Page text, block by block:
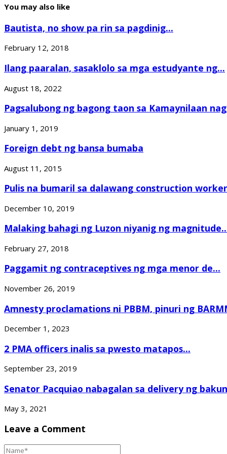
You may also like
Bautista, no show pa rin sa pagdinig...
February 12, 2018
Ilang paaralan, sasaklolo sa mga estudyante ng...
August 18, 2022
Pagsalubong ng bagong taon sa Kamaynilaan
January 1, 2019
Foreign debt ng bansa bumaba
August 11, 2015
Pulis na bumaril sa dalawang construction
December 10, 2019
Malaking bahagi ng Luzon niyanig ng
February 27, 2018
Paggamit ng contraceptives ng mga menor de...
November 26, 2019
Amnesty proclamations ni PBBM, pinuri ng
December 1, 2023
2 PMA officers inalis sa pwesto matapos...
September 23, 2019
Senator Pacquiao nabagalan sa delivery ng
May 3, 2021
Leave a Comment